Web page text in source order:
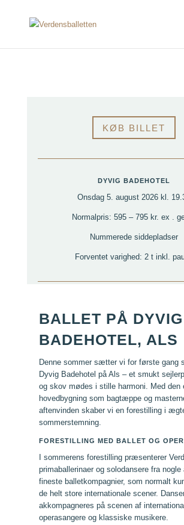
KØB BILLET
DYVIG BADEHOTEL
Onsdag 5. august 2026 kl.
Normalpris: 595 – 795 kr. ex .
Nummerede siddepladser
Forventet varighed: 2 t inkl.
BALLET PÅ DYVIG
BADEHOTEL, ALS
Denne sommer sætter vi for første gang
Dyvig Badehotel på Als – et smukt
og skov mødes i stille harmoni. Med den
hovedbygning som bagtæppe og
aftenvinden skaber vi en forestilling i
sommerstemning.
FORESTILLING MED BALLET OG
I sommerens forestilling præsenterer
primaballerinaer og solodansere fra nogle
fineste balletkompagnier, som normalt
de helt store internationale scener.
akkompagneres på scenen af
operasangere og klassiske musikere.